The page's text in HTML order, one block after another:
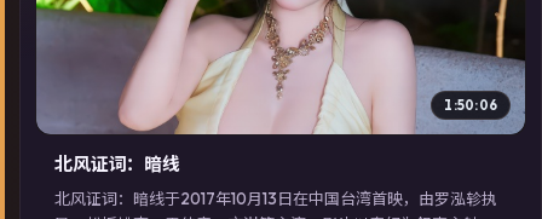
1:50:06
北风证词：暗线
北风证词：暗线于2017年10月13日在中国台湾首映，由罗泓轸执